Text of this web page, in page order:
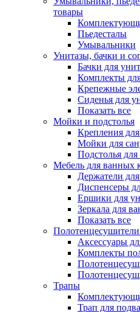
товары
Пьедесталы
Умывальники
Унитазы, бачки и
Бачки для
Комплекты
Крепежные
Сиденья для
Показать все
Мойки и подстолья
Крепления
Мойки для
Подстолья
Мебель для ванных
Держатели
Диспенсеры
Ершики для
Зеркала для
Показать все
Аксессуары
Комплекты
Трапы
Трап для